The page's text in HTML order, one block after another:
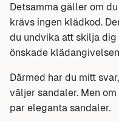
Detsamma gäller om
krävs ingen klädkod.
du undvika att skilja
önskade
Därmed har du mitt
väljer sandaler. Men
par eleganta sandaler.